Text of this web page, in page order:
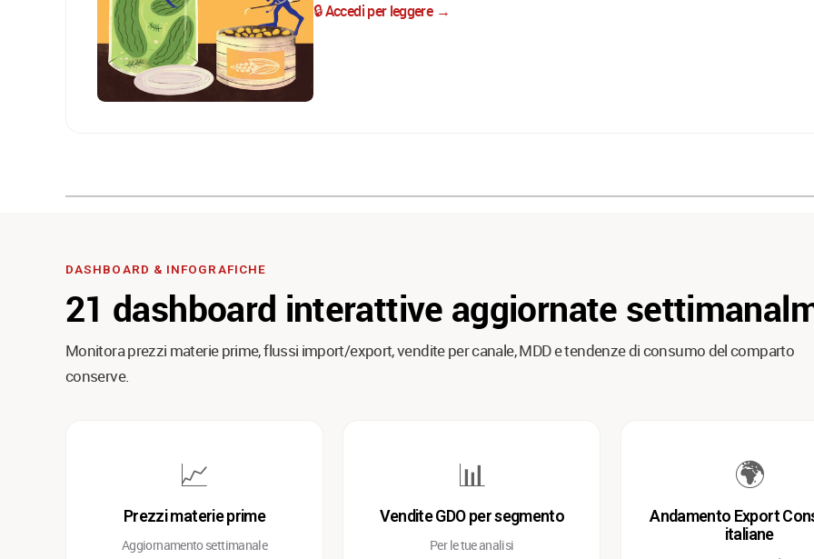
🔒 Accedi per leggere →
DASHBOARD & INFOGRAFICHE
21 dashboard interattive aggiornate
Monitora prezzi materie prime, flussi import/export, vendite per canale, MDD e tendenze di consumo del comparto
conserve.
📈
Prezzi materie prime
Aggiornamento settimanale
📊
Vendite GDO per segmento
Per le tue analisi
🌍
Andamento Export
italiane